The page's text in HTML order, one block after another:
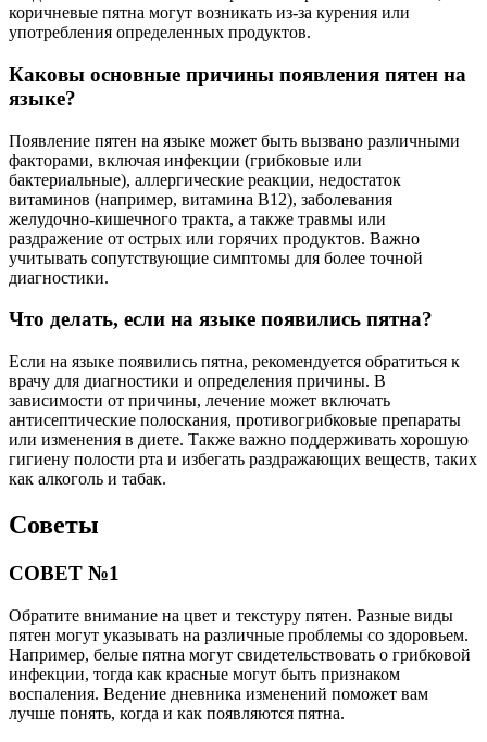
коричневые пятна могут возникать из-за курения или
употребления определенных продуктов.
Каковы основные причины появления пятен на
языке?
Появление пятен на языке может быть вызвано различными
факторами, включая инфекции (грибковые или
бактериальные), аллергические реакции, недостаток
витаминов (например, витамина B12), заболевания
желудочно-кишечного тракта, а также травмы или
раздражение от острых или горячих продуктов. Важно
учитывать сопутствующие симптомы для более точной
диагностики.
Что делать, если на языке появились пятна?
Если на языке появились пятна, рекомендуется обратиться к
врачу для диагностики и определения причины. В
зависимости от причины, лечение может включать
антисептические полоскания, противогрибковые препараты
или изменения в диете. Также важно поддерживать хорошую
гигиену полости рта и избегать раздражающих веществ, таких
как алкоголь и табак.
Советы
СОВЕТ №1
Обратите внимание на цвет и текстуру пятен. Разные виды
пятен могут указывать на различные проблемы со здоровьем.
Например, белые пятна могут свидетельствовать о грибковой
инфекции, тогда как красные могут быть признаком
воспаления. Ведение дневника изменений поможет вам
лучше понять, когда и как появляются пятна.